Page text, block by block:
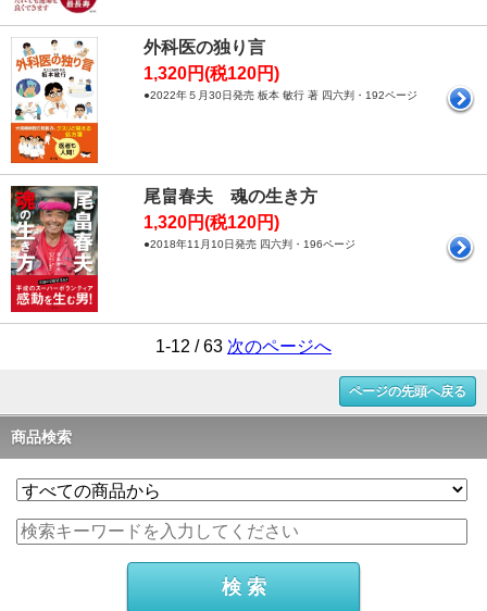
外科医の独り言
1,320円(税120円)
●2022年５月30日発売 板本 敏行 著 四六判・192ページ
尾畠春夫 魂の生き方
1,320円(税120円)
●2018年11月10日発売 四六判・196ページ
1-12 / 63 次のページへ
ページの先頭へ戻る
商品検索